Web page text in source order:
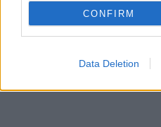
CONFIRM
Data Deletion